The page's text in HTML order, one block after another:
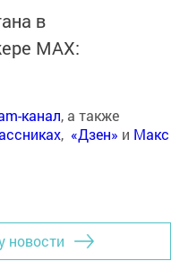
в
MАХ:
канал, а также
, «Дзен» и Макс
новости